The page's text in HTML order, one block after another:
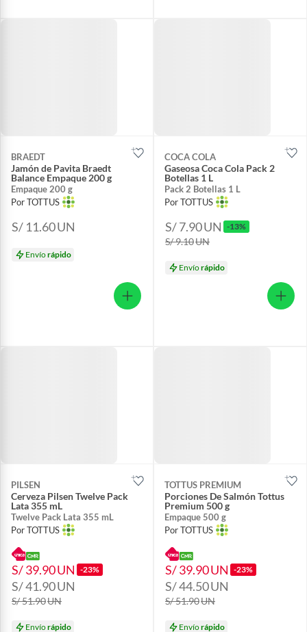
BRAEDT
Jamón de Pavita Braedt
Balance Empaque 200 g
Empaque 200 g
Por TOTTUS
S/ 11.60UN
Envíorápido
COCA COLA
Gaseosa Coca Cola Pack 2
Botellas 1 L
Pack 2 Botellas 1 L
Por TOTTUS
S/ 7.90UN -13%
S/ 9.10UN
Envíorápido
PILSEN
Cerveza Pilsen Twelve Pack
Lata 355 mL
Twelve Pack Lata 355 mL
Por TOTTUS
S/ 39.90UN -23%
S/ 41.90UN
S/ 51.90UN
Envíorápido
TOTTUS PREMIUM
Porciones De Salmón Tottus
Premium 500 g
Empaque 500 g
Por TOTTUS
S/ 39.90UN -23%
S/ 44.50UN
S/ 51.90UN
Envíorápido